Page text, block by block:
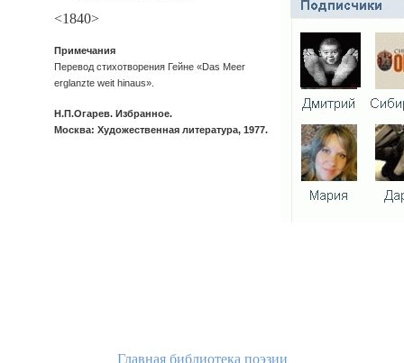
<1840>
Примечания
Перевод стихотворения Гейне «Das Meer
erglanzte weit hinaus».
Н.П.Огарев. Избранное.
Москва: Художественная литература, 1977.
Главная библиотека поэзии